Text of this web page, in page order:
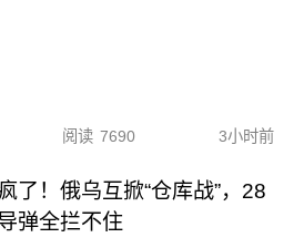
阅读 7690 3小时前
了！俄乌互掀“仓库战”，28
弹全拦不住